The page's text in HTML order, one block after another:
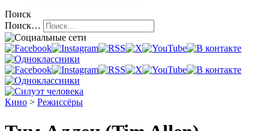
Поиск
Поиск…
Кино > Режиссёры